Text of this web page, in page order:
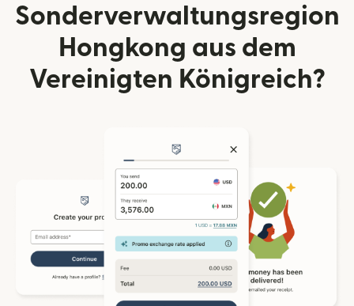
Sonderverwaltungsregion
Hongkong aus dem
Vereinigten Königreich?